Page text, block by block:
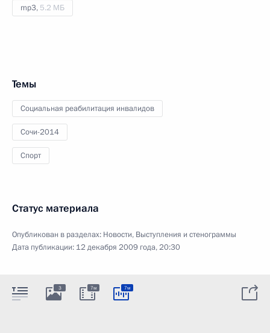
mp3, 5.2 МБ
Темы
Социальная реабилитация инвалидов
Сочи-2014
Спорт
Статус материала
Опубликован в разделах: Новости, Выступления и стенограммы
Дата публикации: 12 декабря 2009 года, 20:30
3 7м 7м